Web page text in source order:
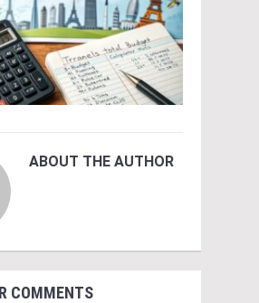
ABOUT THE AUTHOR
COMMENTS